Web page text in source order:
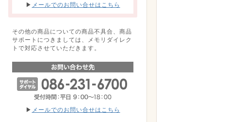
▶ メールでのお問い合せはこちら
その他の商品についての商品不具合、商品
サポートにつきましては、メモリダイレク
トで対応させていただきます。
▶ メールでのお問い合せはこちら